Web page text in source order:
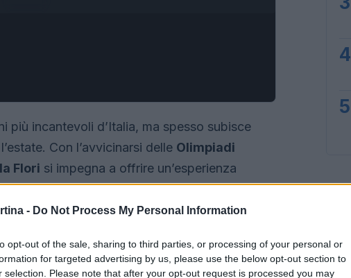
- Do Not Process My Personal Information
opt-out of the sale, sharing to third parties, or processing of your personal or
for targeted advertising by us, please use the below opt-out section to
selection. Please note that after your opt-out request is processed you may
più incantevoli d’Italia, ma spesso subisce
Con l’avvicinarsi delle Olimpiadi
Flori si impegna a offrire un’esperienza
invitando i visitatori a scoprire la bellezza del
4
5